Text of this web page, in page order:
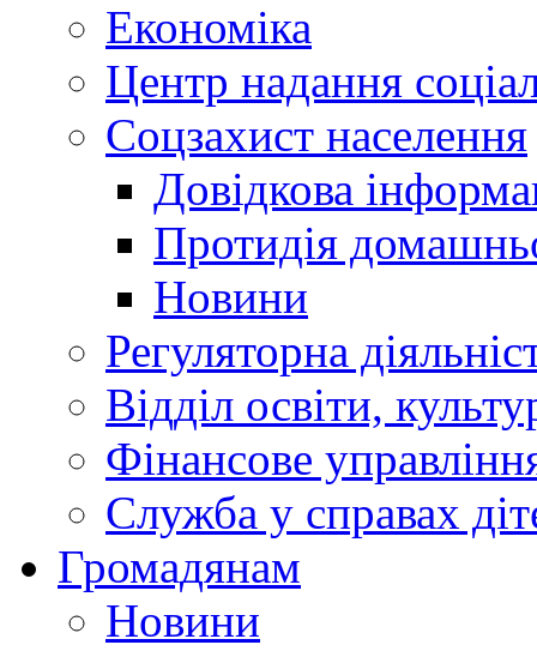
Економіка
Центр надання
Соцзахист населення
Довідкова
Протидія
Новини
Регуляторна
Відділ освіти,
Фінансове
Служба у справах
Громадянам
Новини